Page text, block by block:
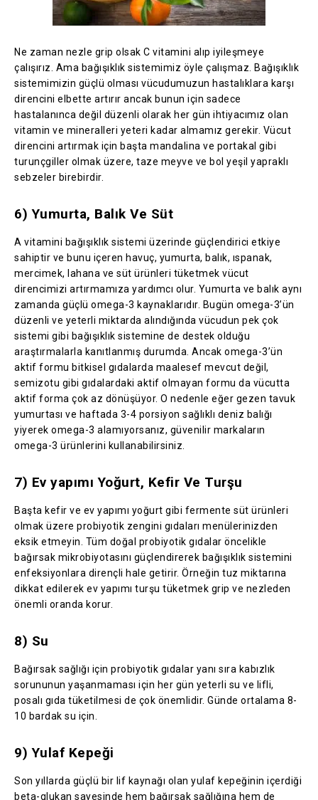
Ne zaman nezle grip olsak C vitamini alıp iyileşmeye
çalışırız. Ama bağışıklık sistemimiz öyle çalışmaz. Bağışıklık
sistemimizin güçlü olması vücudumuzun hastalıklara karşı
direncini elbette artırır ancak bunun için sadece
hastalanınca değil düzenli olarak her gün ihtiyacımız olan
vitamin ve mineralleri yeteri kadar almamız gerekir. Vücut
direncini artırmak için başta mandalina ve portakal gibi
turunçgiller olmak üzere, taze meyve ve bol yeşil yapraklı
sebzeler birebirdir.
6) Yumurta, Balık Ve Süt
A vitamini bağışıklık sistemi üzerinde güçlendirici etkiye
sahiptir ve bunu içeren havuç, yumurta, balık, ıspanak,
mercimek, lahana ve süt ürünleri tüketmek vücut
direncimizi artırmamıza yardımcı olur. Yumurta ve balık aynı
zamanda güçlü omega-3 kaynaklarıdır. Bugün omega-3’ün
düzenli ve yeterli miktarda alındığında vücudun pek çok
sistemi gibi bağışıklık sistemine de destek olduğu
araştırmalarla kanıtlanmış durumda. Ancak omega-3’ün
aktif formu bitkisel gıdalarda maalesef mevcut değil,
semizotu gibi gıdalardaki aktif olmayan formu da vücutta
aktif forma çok az dönüşüyor. O nedenle eğer gezen tavuk
yumurtası ve haftada 3-4 porsiyon sağlıklı deniz balığı
yiyerek omega-3 alamıyorsanız, güvenilir markaların
omega-3 ürünlerini kullanabilirsiniz.
7) Ev yapımı Yoğurt, Kefir Ve Turşu
Başta kefir ve ev yapımı yoğurt gibi fermente süt ürünleri
olmak üzere probiyotik zengini gıdaları menülerinizden
eksik etmeyin. Tüm doğal probiyotik gıdalar öncelikle
bağırsak mikrobiyotasını güçlendirerek bağışıklık sistemini
enfeksiyonlara dirençli hale getirir. Örneğin tuz miktarına
dikkat edilerek ev yapımı turşu tüketmek grip ve nezleden
önemli oranda korur.
8) Su
Bağırsak sağlığı için probiyotik gıdalar yanı sıra kabızlık
sorununun yaşanmaması için her gün yeterli su ve lifli,
posalı gıda tüketilmesi de çok önemlidir. Günde ortalama 8-
10 bardak su için.
9) Yulaf Kepeği
Son yıllarda güçlü bir lif kaynağı olan yulaf kepeğinin içerdiği
beta-glukan sayesinde hem bağırsak sağlığına hem de